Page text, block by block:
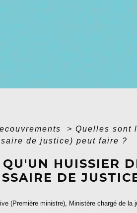
> Quelles sont
de justice) peut faire ?
HUISSIER
DE
(Première ministre), Ministère chargé de la